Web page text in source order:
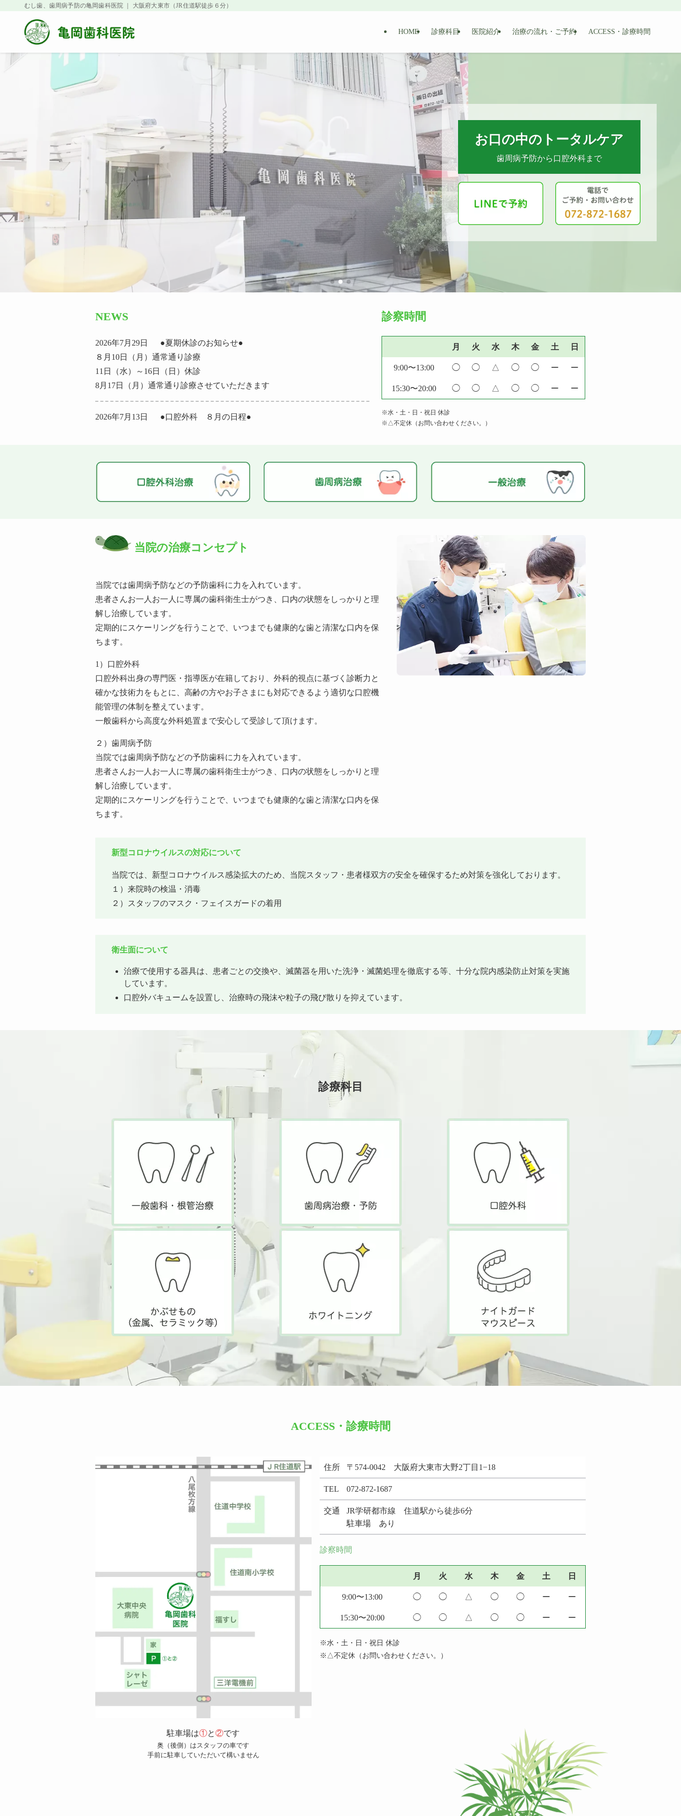
むし歯、歯周病予防の亀岡歯科医院 ｜ 大阪府大東市（JR住道駅徒歩６分）
HOME 診療科目 医院紹介 治療の流れ・ご予約 ACCESS・診療時間
お口の中のトータルケア
歯周病予防から口腔外科まで
お口の中のトータルケア
歯周病予防から口腔外科まで
お口の中のトータルケア
歯周病予防から口腔外科まで
お口の中のトータルケア
歯周病予防から口腔外科まで
お口の中のトータルケア
歯周病予防から口腔外科まで
NEWS
2026年7月29日
●夏期休診のお知らせ●
８月10日（月）通常通り診療
11日（水）～16日（日）休診
8月17日（月）通常通り診療させていただきます
2026年7月13日
●口腔外科 ８月の日程●
2026年6月19日
●臨時休診のお知らせ●
6月22日（月）都合により休診とさせていただきます
6月5日（金）18：00～20：00
7月1日（水）18：00～20：00
2026年5月15日
●口腔外科 5月の日程●
5月22日（金）18：00～20：00
診察時間
月 火 水 木 金 土 日
9:00〜13:00 ◯ ◯ △ ◯ ◯ ー ー
15:30〜20:00 ◯ ◯ △ ◯ ◯ ー ー
※水・土・日・祝日 休診
※△不定休（お問い合わせください。）
当院の治療コンセプト
当院では歯周病予防などの予防歯科に力を入れています。
患者さんお一人お一人に専属の歯科衛生士がつき、口内の状態をしっかりと理
解し治療しています。
定期的にスケーリングを行うことで、いつまでも健康的な歯と清潔な口内を保
ちます。
1）口腔外科
口腔外科出身の専門医・指導医が在籍しており、外科的視点に基づく診断力と
確かな技術力をもとに、高齢の方やお子さまにも対応できるよう適切な口腔機
能管理の体制を整えています。
一般歯科から高度な外科処置まで安心して受診して頂けます。
２）歯周病予防
当院では歯周病予防などの予防歯科に力を入れています。
患者さんお一人お一人に専属の歯科衛生士がつき、口内の状態をしっかりと理
解し治療しています。
定期的にスケーリングを行うことで、いつまでも健康的な歯と清潔な口内を保
ちます。
新型コロナウイルスの対応について
当院では、新型コロナウイルス感染拡大のため、当院スタッフ・患者様双方の安全を確保するため対策を強化しております。
１）来院時の検温・消毒
２）スタッフのマスク・フェイスガードの着用
衛生面について
治療で使用する器具は、患者ごとの交換や、滅菌器を用いた洗浄・滅菌処理を徹底する等、十分な院内感染防止対策を実施
しています。
口腔外バキュームを設置し、治療時の飛沫や粒子の飛び散りを抑えています。
診療科目
ACCESS・診療時間
駐車場は①と②です
奥（後側）はスタッフの車です
手前に駐車していただいて構いません
住所 〒574-0042 大阪府大東市大野2丁目1−18
TEL 072-872-1687
交通
JR学研都市線 住道駅から徒歩6分
駐車場 あり
診察時間
月 火 水 木 金 土 日
9:00〜13:00 ◯ ◯ △ ◯ ◯ ー ー
15:30〜20:00 ◯ ◯ △ ◯ ◯ ー ー
※水・土・日・祝日 休診
※△不定休（お問い合わせください。）